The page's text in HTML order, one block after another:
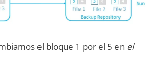
el bloque 1 por el 5 en el